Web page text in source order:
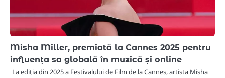
Misha Miller, premiată la Cannes 2025 pentru
influența sa globală în muzică și online
La ediția din 2025 a Festivalului de Film de la Cannes, artista Misha